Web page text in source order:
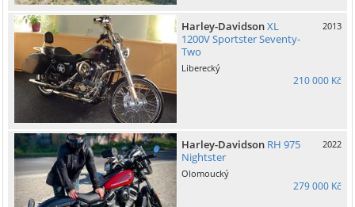
Harley-DavidsonXL
1200V Sportster Seventy-
Two
2013
Liberecký
210 000 Kč
Harley-Davidson RH 975
Nightster
2022
Olomoucký
279 000 Kč